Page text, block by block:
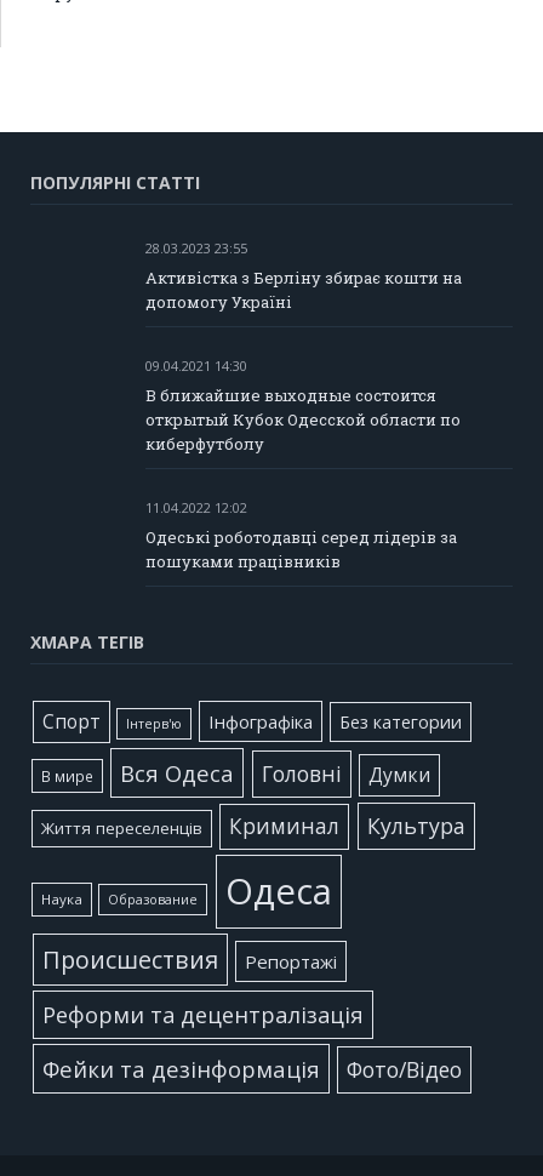
ПОПУЛЯРНІ СТАТТІ
28.03.2023 23:55
Активістка з Берліну збирає кошти на
допомогу Україні
09.04.2021 14:30
В ближайшие выходные состоится
открытый Кубок Одесской области по
киберфутболу
11.04.2022 12:02
Одеські роботодавці серед лідерів за
пошуками працівників
ХМАРА ТЕГІВ
Cпорт Інтерв'ю Інфографіка Без категории
В мире Вся Одеса Головні Думки
Життя переселенців Криминал Культура
Наука Образование Одеса
Происшествия Репортажі
Реформи та децентралізація
Фейки та дезінформація
Фото/Відео